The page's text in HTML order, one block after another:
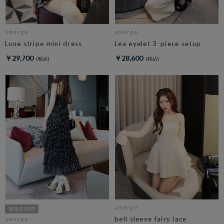
amerge.
Lune stripe mini dress
￥29,700
amerge.
Lea eyelet 3-piece setup
￥28,600
amerge.
amerge.
bell sleeve fairy lace